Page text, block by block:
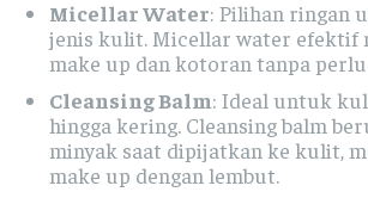
Micellar Water: Pilihan ringan
jenis kulit. Micellar water efektif
make up dan kotoran tanpa
Cleansing Balm: Ideal untuk
hingga kering. Cleansing balm
minyak saat dipijatkan ke kulit,
make up dengan lembut.